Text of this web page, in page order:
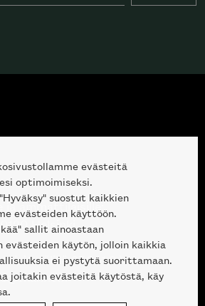
ja ammattilaisille:
Helsinki
välillä 27.6.-1.8.)
evästeitä
optimoimiseksi.
suostut kaikkien
evästeiden käyttöön.
sallit ainoastaan
käytön, jolloin kaikkia
ei pystytä suorittamaan.
joitakin evästeitä käytöstä, käy